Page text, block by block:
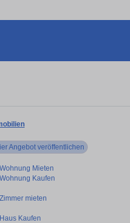
Angebot veröffentlichen
Mieten
Kaufen
mieten
Kaufen